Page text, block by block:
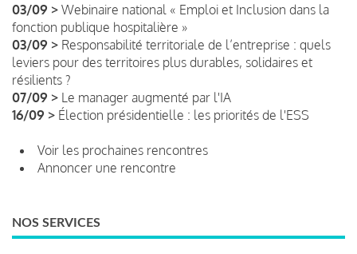
03/09 > Webinaire national « Emploi et Inclusion dans la
fonction publique hospitalière »
03/09 > Responsabilité territoriale de l’entreprise : quels
leviers pour des territoires plus durables, solidaires et
résilients ?
07/09 > Le manager augmenté par l'IA
16/09 > Élection présidentielle : les priorités de l'ESS
Voir les prochaines rencontres
Annoncer une rencontre
NOS SERVICES